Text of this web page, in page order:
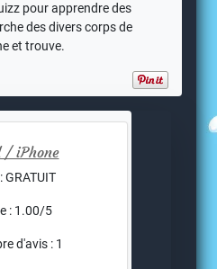
pour apprendre des
des divers corps de
et trouve.
/ iPhone
GRATUIT
: 1.00/5
d'avis : 1